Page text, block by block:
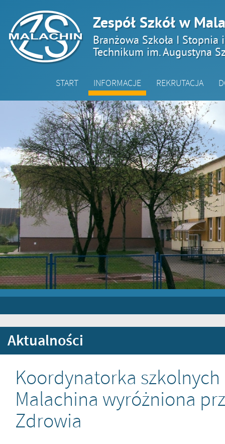
Zespół Szkół w
Branżowa Szkoła I Stopnia
Technikum im. Augustyna
START INFORMACJE REKRUTACJA
Aktualności
Koordynatorka
Malachina wyróżniona
Zdrowia